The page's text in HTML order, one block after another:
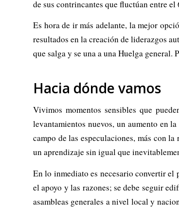
de sus contrincantes que fluctúan entre
Es hora de ir más adelante, la mejor
resultados en la creación de liderazgos
que salga y se una a una Huelga
Hacia dónde vamos
Vivimos momentos sensibles que
levantamientos nuevos, un aumento en
campo de las especulaciones, más con
un aprendizaje sin igual que
En lo inmediato es necesario convertir el
el apoyo y las razones; se debe seguir
asambleas generales a nivel local y